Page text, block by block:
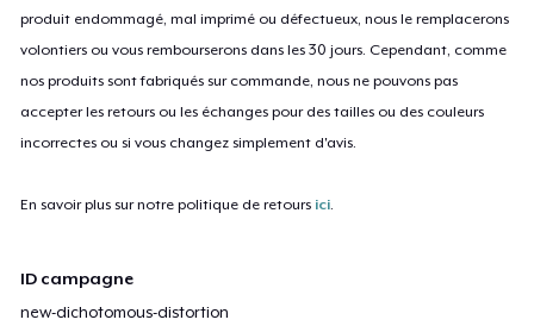
produit endommagé, mal imprimé ou défectueux, nous le remplacerons
volontiers ou vous rembourserons dans les 30 jours. Cependant, comme
nos produits sont fabriqués sur commande, nous ne pouvons pas
accepter les retours ou les échanges pour des tailles ou des couleurs
incorrectes ou si vous changez simplement d'avis.
En savoir plus sur notre politique de retours ici.
ID campagne
new-dichotomous-distortion